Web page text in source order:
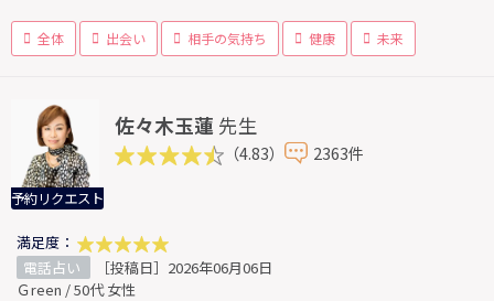
全体 出会い 相手の気持ち 健康 未来
予約リクエスト
佐々木玉蓮 先生
（4.83） 2363件
満足度：
電話占い
［投稿日］2026年06月06日
Ｇreen / 50代 女性